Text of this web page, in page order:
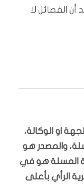
الفصائل لا
او الوكالة،
والمصدر هو
المسلة هو في
الرأي بأعلى